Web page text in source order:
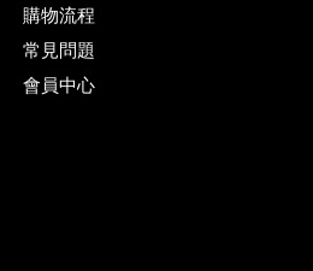
購物流程
常見問題
會員中心